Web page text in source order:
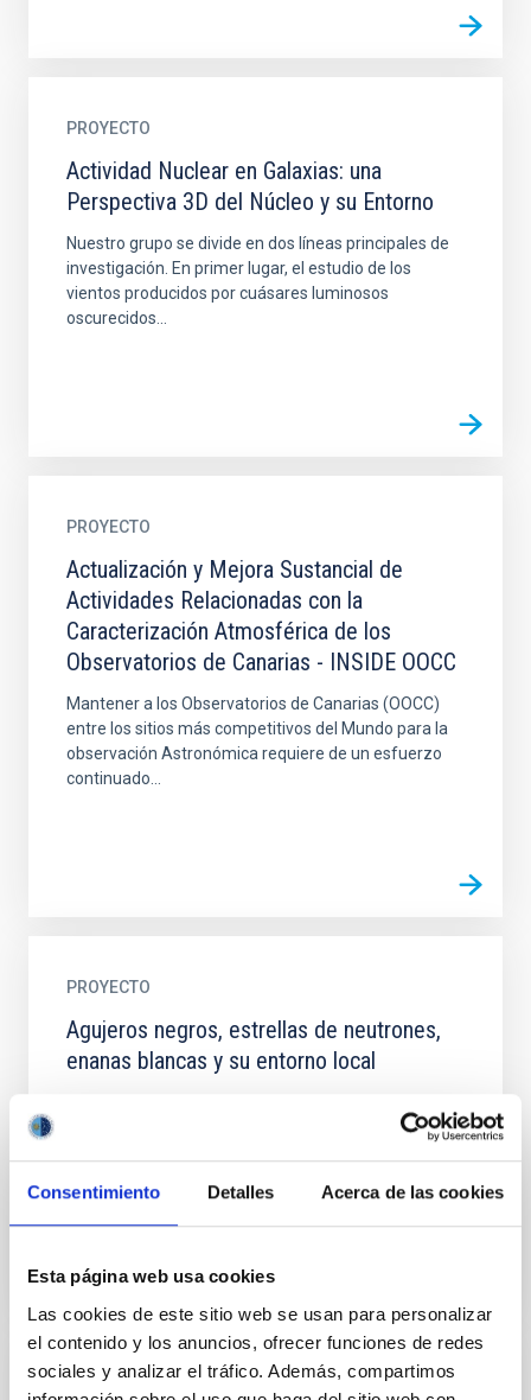
Consentimiento Detalles Acerca de las cookies
Esta página web usa cookies
Las cookies de este sitio web se usan para personalizar
el contenido y los anuncios, ofrecer funciones de redes
sociales y analizar el tráfico. Además, compartimos
PROYECTO
Actividad Nuclear en Galaxias: una
Perspectiva 3D del Núcleo y su Entorno
Nuestro grupo se divide en dos líneas principales de
investigación. En primer lugar, el estudio de los
vientos producidos por cuásares luminosos
oscurecidos...
PROYECTO
Actualización y Mejora Sustancial de
Actividades Relacionadas con la
Caracterización Atmosférica de los
Observatorios de Canarias - INSIDE OOCC
Mantener a los Observatorios de Canarias (OOCC)
entre los sitios más competitivos del Mundo para la
observación Astronómica requiere de un esfuerzo
continuado...
PROYECTO
Agujeros negros, estrellas de neutrones,
enanas blancas y su entorno local
binarias de rayos-X son laboratorios únicos para
PROYECTO